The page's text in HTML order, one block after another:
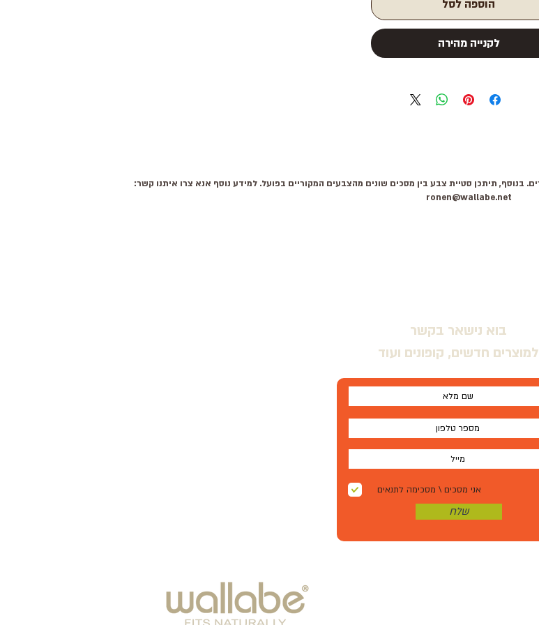
הוספה לסל
לקנייה מהירה
ronen@wallabe.net
בוא נישאר בקשר
למוצרים חדשים, קופונים ועוד
אני מסכים \ מסכימה לתנאים
שלח